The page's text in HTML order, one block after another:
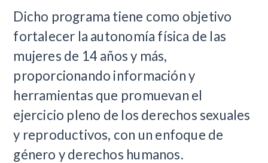
Dicho programa tiene como objetivo
fortalecer la autonomía física de las
mujeres de 14 años y más,
proporcionando información y
herramientas que promuevan el
ejercicio pleno de los derechos sexuales
y reproductivos, con un enfoque de
género y derechos humanos.